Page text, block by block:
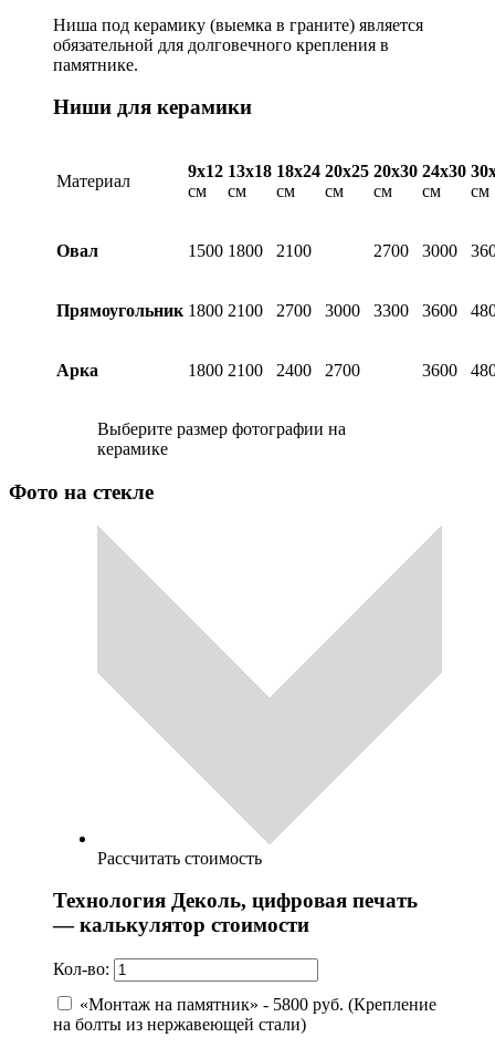
Ниша под керамику (выемка в граните) является
обязательной для долговечного крепления в
памятнике.
Ниши для керамики
Материал
9х12
см
13х18
см
18х24
см
20х25
см
20х30
см
24х30
см
см
Овал 1500 1800 2100 2700 3000
Прямоугольник 1800 2100 2700 3000 3300 3600
Арка 1800 2100 2400 2700 3600
Выберите размер фотографии на
керамике
Фото на стекле
Рассчитать стоимость
Технология Деколь, цифровая печать
— калькулятор стоимости
Кол-во:
«Монтаж на памятник» - 5800 руб. (Крепление
на болты из нержавеющей стали)